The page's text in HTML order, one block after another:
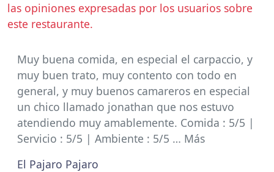
las opiniones expresadas por los usuarios sobre
este restaurante.
Muy buena comida, en especial el carpaccio, y
muy buen trato, muy contento con todo en
general, y muy buenos camareros en especial
un chico llamado jonathan que nos estuvo
atendiendo muy amablemente. Comida : 5/5 |
Servicio : 5/5 | Ambiente : 5/5 … Más
El Pajaro Pajaro